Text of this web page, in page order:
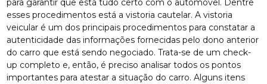
para garantir que está tudo certo com o automóvel. Dentre
esses procedimentos está a vistoria cautelar. A vistoria
veicular é um dos principais procedimentos para constatar a
autenticidade das informações fornecidas pelo dono anterior
do carro que está sendo negociado. Trata-se de um check-
up completo e, então, é preciso analisar todos os pontos
importantes para atestar a situação do carro. Alguns itens